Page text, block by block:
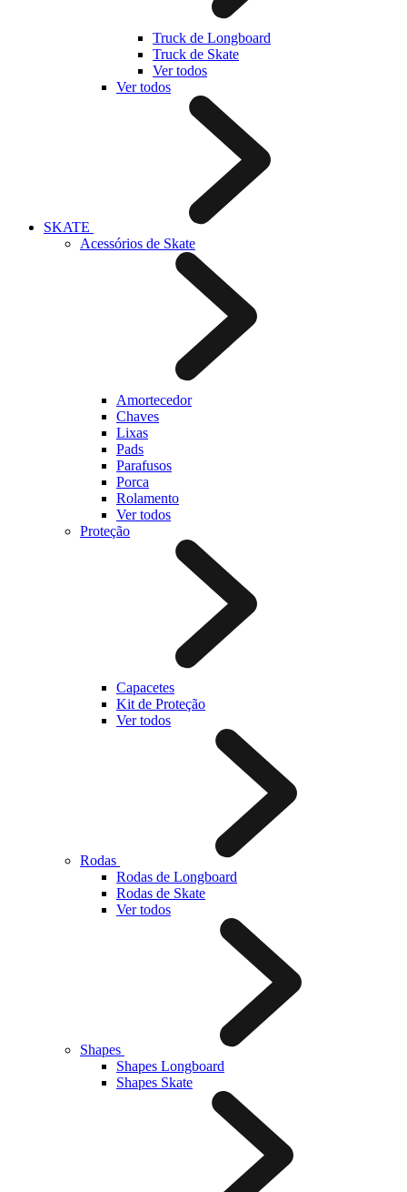
Truck de Longboard
Truck de Skate
Ver todos
Ver todos
SKATE
Acessórios de Skate
Amortecedor
Chaves
Lixas
Pads
Parafusos
Porca
Rolamento
Ver todos
Proteção
Capacetes
Kit de Proteção
Ver todos
Rodas
Rodas de Longboard
Rodas de Skate
Ver todos
Shapes
Shapes Longboard
Shapes Skate